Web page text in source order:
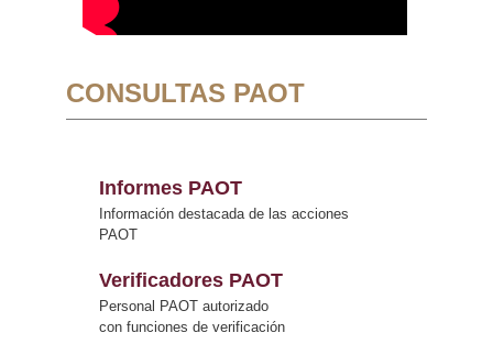
CONSULTAS PAOT
Informes PAOT
Información destacada de las acciones
PAOT
Verificadores PAOT
Personal PAOT autorizado
con funciones de verificación